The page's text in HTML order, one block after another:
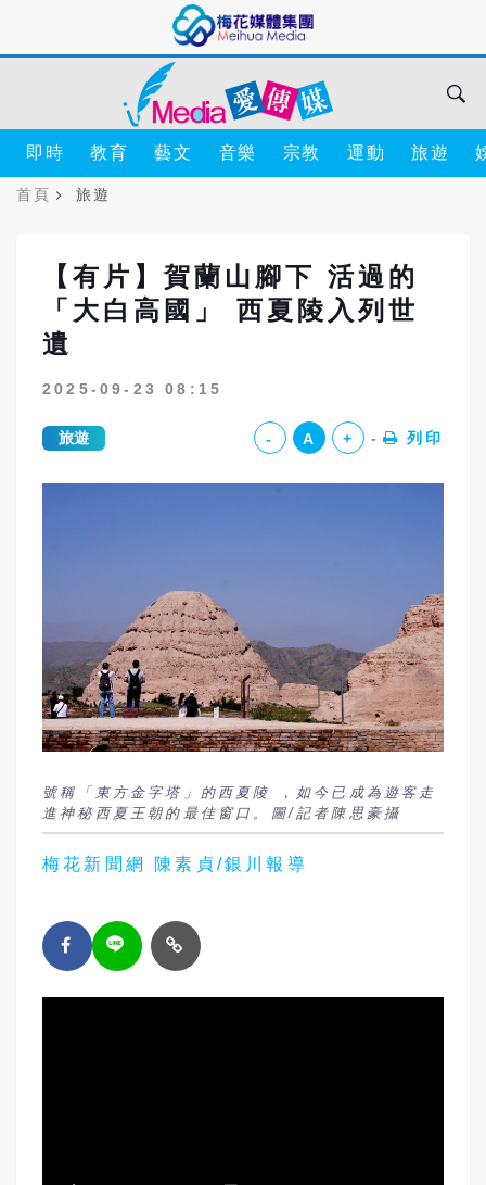
即時 教育 藝文 音樂 宗教 運動 旅遊
首頁 旅遊
【有片】賀蘭山腳下 活過的
「大白高國」 西夏陵入列世
遺
2025-09-23 08:15
旅遊 - A + 列印
號稱「東方金字塔」的西夏陵 ，如今已成為遊客走
進神秘西夏王朝的最佳窗口。圖/記者陳思豪攝
梅花新聞網 陳素貞/銀川報導